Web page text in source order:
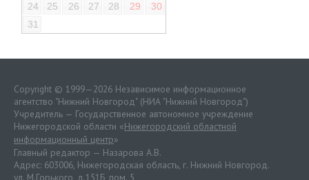
24
25 26 27 28 29
30
31
Copyright © 1999—2026 Независимое информационное
агентство "Нижний Новгород" (НИА "Нижний Новгород")
Учредитель — Государственное автономное учреждение
Нижегородской области «Нижегородский областной
информационный центр»
Главный редактор — Назарова А.В.
Адрес: 603006, Нижегородская область, г. Нижний Новгород.
ул. М.Горького, д.151Б, пом. 5